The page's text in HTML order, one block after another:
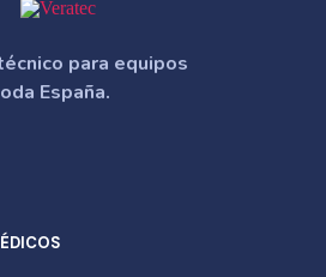
para equipos
España.